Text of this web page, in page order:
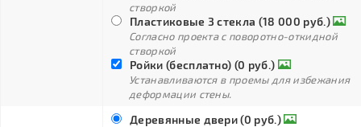
створкой
Пластиковые 3 стекла (18 000 руб.)
Согласно проекта с поворотно-откидной
створкой
Ройки (бесплатно) (0 руб.)
Устанавливаются в проемы для избежания
деформации стены.
Деревянные двери (0 руб.)